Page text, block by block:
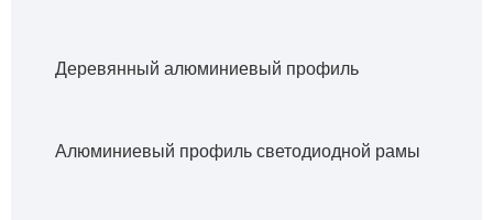
Деревянный алюминиевый профиль
Алюминиевый профиль светодиодной рамы